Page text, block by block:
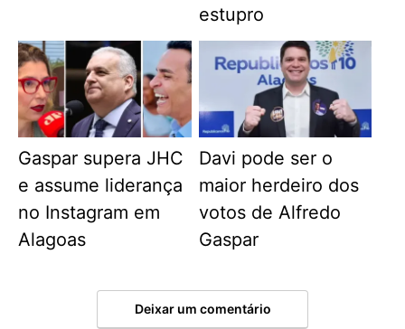
estupro
Gaspar supera JHC
e assume liderança
no Instagram em
Alagoas
Davi pode ser o
maior herdeiro dos
votos de Alfredo
Gaspar
Deixar um comentário